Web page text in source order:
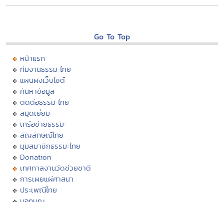
Go To Top
หน้าแรก
ทีมงานธรรมะไทย
แผนผังเว็บไซต์
ค้นหาข้อมูล
ติดต่อธรรมะไทย
สมุดเยี่ยม
เครือข่ายธรรมะ
สัญลักษณ์ไทย
มุมสมาชิกธรรมะไทย
Donation
เทศกาลงานวัดช่วยชาติ
การเผยแผ่ศาสนา
ประเพณีไทย